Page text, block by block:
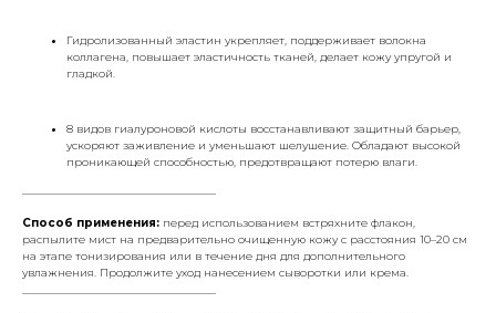
Гидролизованный эластин укрепляет, поддерживает волокна
коллагена, повышает эластичность тканей, делает кожу упругой и
гладкой.
8 видов гиалуроновой кислоты восстанавливают защитный барьер,
ускоряют заживление и уменьшают шелушение. Обладают высокой
проникающей способностью, предотвращают потерю влаги.
Способ применения: перед использованием встряхните флакон,
распылите мист на предварительно очищенную кожу с расстояния 10–20 см
на этапе тонизирования или в течение дня для дополнительного
увлажнения. Продолжите уход нанесением сыворотки или крема.